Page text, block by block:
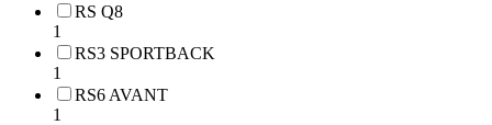
RS Q8
1
RS3 SPORTBACK
1
RS6 AVANT
1